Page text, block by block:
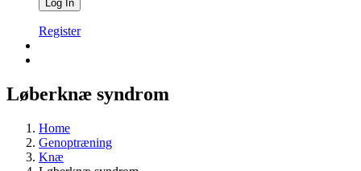
Register
Løberknæ syndrom
Home
Genoptræning
Knæ